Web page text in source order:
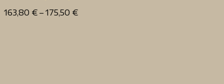
163,80 € – 175,50 €Hintaluokka: